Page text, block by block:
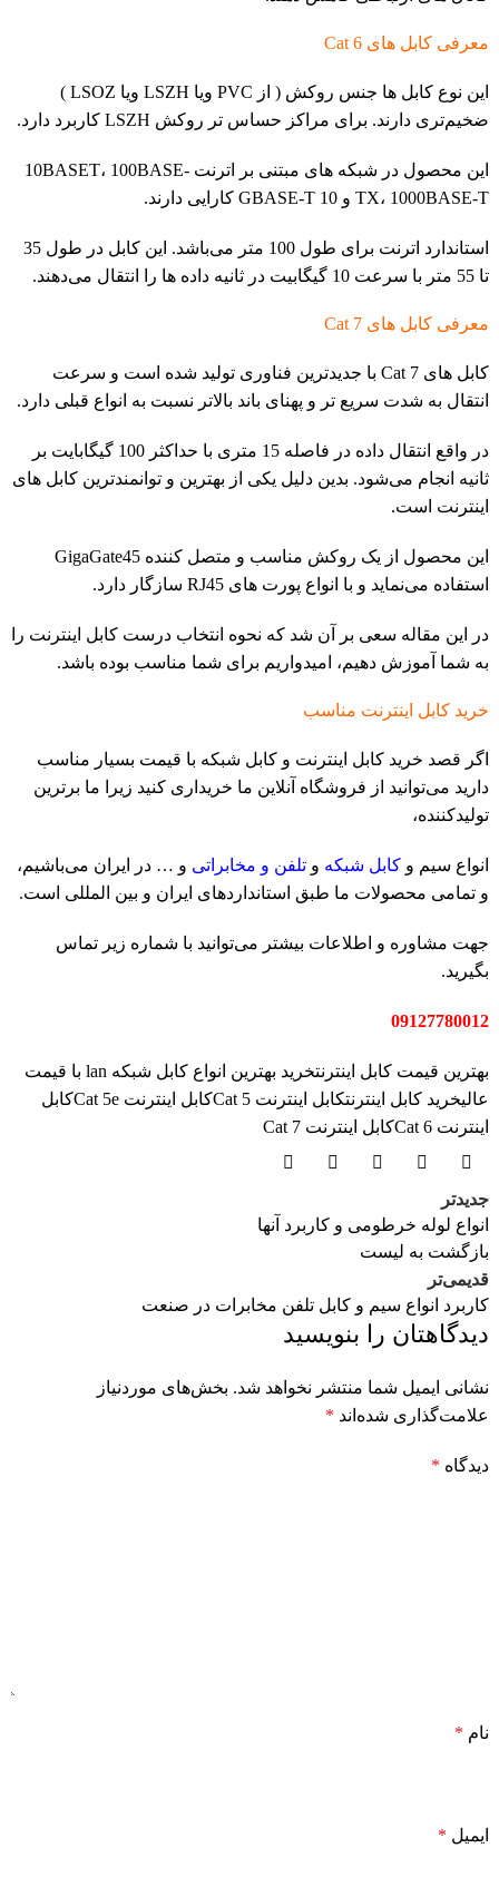
معرفی کابل های Cat 6
این نوع کابل ها جنس روکش ( از PVC ویا LSZH ویا LSOZ )
ضخیم‌تری دارند. برای مراکز حساس تر روکش LSZH کاربرد دارد.
این محصول در شبکه های مبتنی بر اترنت 10BASET، 100BASE-
TX، 1000BASE-T و 10 GBASE-T کارایی دارند.
استاندارد اترنت برای طول 100 متر می‌باشد. این کابل در طول 35
تا 55 متر با سرعت 10 گیگابیت در ثانیه داده ها را انتقال می‌دهند.
معرفی کابل های Cat 7
کابل های Cat 7 با جدیدترین فناوری تولید شده است و سرعت
انتقال به شدت سریع تر و پهنای باند بالاتر نسبت به انواع قبلی دارد.
در واقع انتقال داده در فاصله 15 متری با حداکثر 100 گیگابایت بر
ثانیه انجام می‌شود. بدین دلیل یکی از بهترین و توانمندترین کابل های
اینترنت است.
این محصول از یک روکش مناسب و متصل کننده GigaGate45
استفاده می‌نماید و با انواع پورت های RJ45 سازگار دارد.
در این مقاله سعی بر آن شد که نحوه انتخاب درست کابل اینترنت را
به شما آموزش دهیم، امیدواریم برای شما مناسب بوده باشد.
خرید کابل اینترنت مناسب
اگر قصد خرید کابل اینترنت و کابل شبکه با قیمت بسیار مناسب
دارید می‌توانید از فروشگاه آنلاین ما خریداری کنید زیرا ما برترین
تولیدکننده،
انواع سیم و کابل شبکه و تلفن و مخابراتی و … در ایران می‌باشیم،
و تمامی محصولات ما طبق استانداردهای ایران و بین المللی است.
جهت مشاوره و اطلاعات بیشتر می‌توانید با شماره زیر تماس
بگیرید.
09127780012
بهترین قیمت کابل اینترنت
خرید بهترین انواع کابل شبکه lan با قیمت
عالیخرید کابل اینترنتکابل اینترنت Cat 5 کابل اینترنت Cat 5e
کابل
اینترنت Cat 6
کابل اینترنت Cat 7
جدیدتر
انواع لوله خرطومی و کاربرد آنها
بازگشت به لیست
قدیمی‌تر
کاربرد انواع سیم و کابل تلفن مخابرات در صنعت
دیدگاهتان را بنویسید
نشانی ایمیل شما منتشر نخواهد شد. بخش‌های موردنیاز
علامت‌گذاری شده‌اند *
دیدگاه *
نام *
ایمیل *